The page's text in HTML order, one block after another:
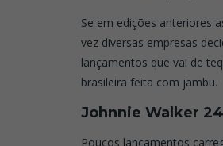
Se em edições anteriores
vez diversas empresas
lançamentos que vai de
brasileira feita com jambu.
Johnnie Walker
Poucos lançamentos